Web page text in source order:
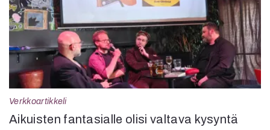
Verkkoartikkeli
Aikuisten fantasialle olisi valtava kysyntä